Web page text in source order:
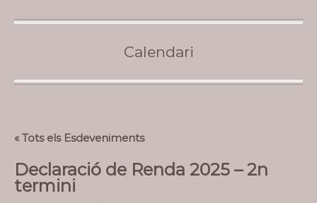
Calendari
« Tots els Esdeveniments
Declaració de Renda 2025 – 2n
termini